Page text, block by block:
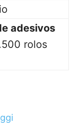
adesivos
rolos